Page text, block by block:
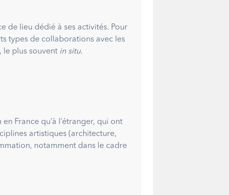
de lieu dédié à ses activités. Pour
types de collaborations avec les
le plus souvent in situ.
France qu’à l’étranger, qui ont
artistiques (architecture,
notamment dans le cadre